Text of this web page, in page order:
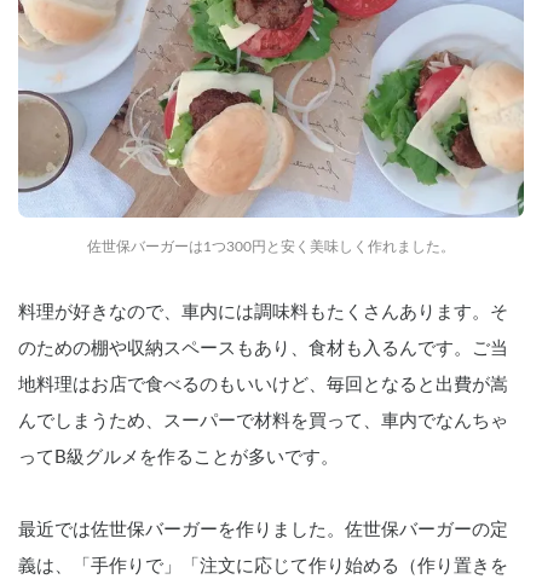
佐世保バーガーは1つ300円と安く美味しく作れました。
料理が好きなので、車内には調味料もたくさんあります。そ
のための棚や収納スペースもあり、食材も入るんです。ご当
地料理はお店で食べるのもいいけど、毎回となると出費が嵩
んでしまうため、スーパーで材料を買って、車内でなんちゃ
ってB級グルメを作ることが多いです。
最近では佐世保バーガーを作りました。佐世保バーガーの定
義は、「手作りで」「注文に応じて作り始める（作り置きを